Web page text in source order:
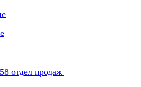
отдел продаж